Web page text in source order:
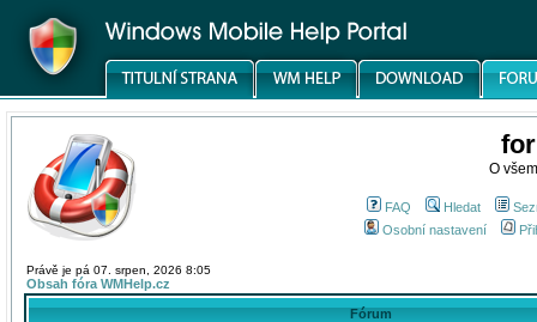
O
FAQ Hledat
Osobní nastavení
Právě je pá 07. srpen, 2026 8:05
Obsah fóra WMHelp.cz
Fórum